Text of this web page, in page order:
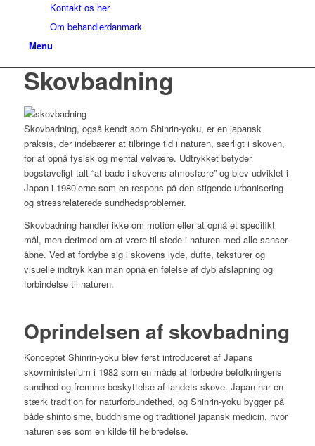
Kontakt os her
Om behandlerdanmark
Menu
Skovbadning
Skovbadning, også kendt som Shinrin-yoku, er en japansk
praksis, der indebærer at tilbringe tid i naturen, særligt i skoven,
for at opnå fysisk og mental velvære. Udtrykket betyder
bogstaveligt talt “at bade i skovens atmosfære” og blev udviklet i
Japan i 1980’erne som en respons på den stigende urbanisering
og stressrelaterede sundhedsproblemer.
Skovbadning handler ikke om motion eller at opnå et specifikt
mål, men derimod om at være til stede i naturen med alle sanser
åbne. Ved at fordybe sig i skovens lyde, dufte, teksturer og
visuelle indtryk kan man opnå en følelse af dyb afslapning og
forbindelse til naturen.
Oprindelsen af skovbadning
Konceptet Shinrin-yoku blev først introduceret af Japans
skovministerium i 1982 som en måde at forbedre befolkningens
sundhed og fremme beskyttelse af landets skove. Japan har en
stærk tradition for naturforbundethed, og Shinrin-yoku bygger på
både shintoisme, buddhisme og traditionel japansk medicin, hvor
naturen ses som en kilde til helbredelse.